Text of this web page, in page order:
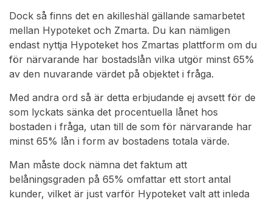
Dock så finns det en akilleshäl gällande samarbetet
mellan Hypoteket och Zmarta. Du kan nämligen
endast nyttja Hypoteket hos Zmartas plattform om du
för närvarande har bostadslån vilka utgör minst 65%
av den nuvarande värdet på objektet i fråga.
Med andra ord så är detta erbjudande ej avsett för de
som lyckats sänka det procentuella lånet hos
bostaden i fråga, utan till de som för närvarande har
minst 65% lån i form av bostadens totala värde.
Man måste dock nämna det faktum att
belåningsgraden på 65% omfattar ett stort antal
kunder, vilket är just varför Hypoteket valt att inleda